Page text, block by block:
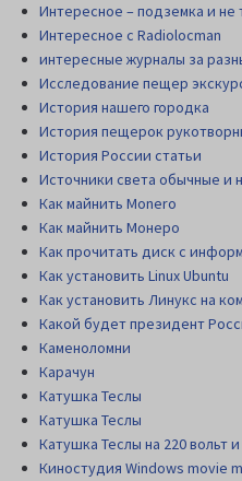
Интересное – подземка и не
Интересное с Radiolocman
интересные журналы за
Исследование пещер
История нашего городка
История пещерок
История России статьи
Источники света обычные и
Как майнить Monero
Как майнить Монеро
Как прочитать диск c
Как установить Linux Ubuntu
Как установить Линукс на
Какой будет президент
Каменоломни
Карачун
Катушка Теслы
Катушка Теслы
Катушка Теслы на 220 вольт
Киностудия Windows movie